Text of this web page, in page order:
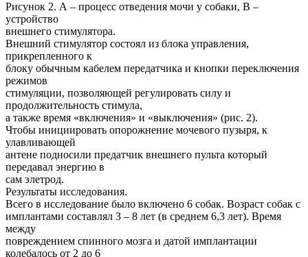
Рисунок 2. А – процесс отведения мочи у собаки, В –
устройство
внешнего стимулятора.
Внешний стимулятор состоял из блока управления,
прикрепленного к
блоку обычным кабелем передатчика и кнопки переключения
режимов
стимуляции, позволяющей регулировать силу и
продолжительность стимула,
а также время «включения» и «выключения» (рис. 2).
Чтобы инициировать опорожнение мочевого пузыря, к
улавливающей
антене подносили предатчик внешнего пульта который
передавал энергию в
сам элетрод.
Результаты исследования.
Всего в исследование было включено 6 собак. Возраст собак с
имплантами составлял 3 – 8 лет (в среднем 6,3 лет). Время
между
повреждением спинного мозга и датой имплантации
колебалось от 2 до 6